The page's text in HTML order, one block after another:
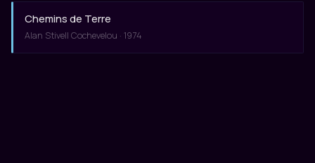
Chemins de Terre
Alan Stivell Cochevelou · 1974